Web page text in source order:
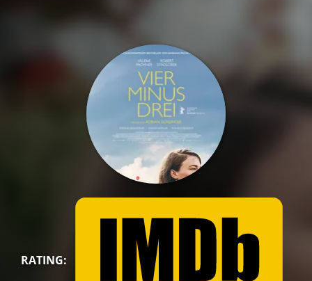
RATING: